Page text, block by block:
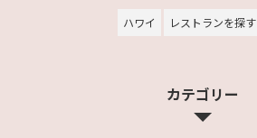
ハワイ レストランを探す
カテゴリー